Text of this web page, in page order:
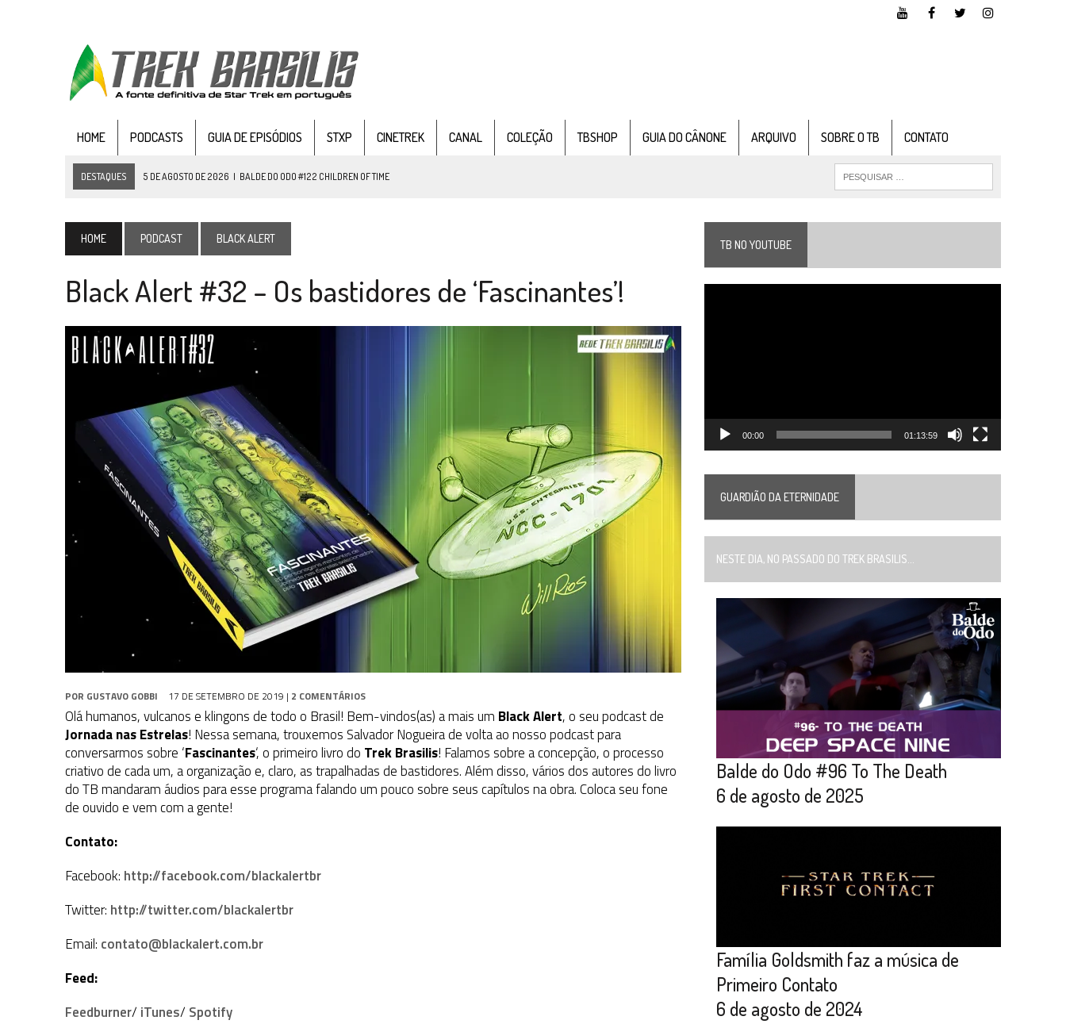
HOME PODCASTS GUIA DE EPISÓDIOS STXP CINETREK CANAL COLEÇÃO TBSHOP GUIA DO CÂNONE ARQUIVO SOBRE O TB CONTATO
DESTAQUES 5 DE AGOSTO DE 2026 | BALDE DO ODO #122 CHILDREN OF TIME
3 DE AGOSTO DE 2026 | PARAMOUNT E CBS DERRUBAM NOVO VÍDEO DO FILME DE FÃS AXANAR HORAS APÓS ESTREIA
2 DE AGOSTO DE 2026 TB AO VIVO | STAR TREK: STRANGE NEW WORLDS – “THE GRIFFIN INCIDENT” (4×02)
31 DE JULHO DE 2026 | GRANDES JORNADAS | QUATRO EPISÓDIOS DE
31 DE JULHO DE 2026 BOX DELUXE DO ANO 5 DA
SNW 4×02: THE GRIFFIN INCIDENT
6 DE AGOSTO DE 2026 | AVALIE E COMENTE SNW 4×03: HUMAN BEST FRIEND
HOME PODCAST BLACK ALERT
Black Alert #32 – Os bastidores de ‘Fascinantes’!
POR GUSTAVO GOBBI 17 DE SETEMBRO DE 2019 | 2 COMENTÁRIOS
Olá humanos, vulcanos e klingons de todo o Brasil! Bem-vindos(as) a mais um Black Alert, o seu podcast de
Jornada nas Estrelas! Nessa semana, trouxemos Salvador Nogueira de volta ao nosso podcast para
conversarmos sobre ‘Fascinantes‘, o primeiro livro do Trek Brasilis! Falamos sobre a concepção, o processo
criativo de cada um, a organização e, claro, as trapalhadas de bastidores. Além disso, vários dos autores do livro
do TB mandaram áudios para esse programa falando um pouco sobre seus capítulos na obra. Coloca seu fone
de ouvido e vem com a gente!
Contato:
Facebook: http://facebook.com/blackalertbr
Twitter: http://twitter.com/blackalertbr
Email: contato@blackalert.com.br
Feed:
Feedburner/ iTunes/ Spotify
TB NO YOUTUBE
00:00 01:13:59
GUARDIÃO DA ETERNIDADE
NESTE DIA, NO PASSADO DO TREK BRASILIS...
Balde do Odo #96 To The Death
6 de agosto de 2025
Família Goldsmith faz a música de
Primeiro Contato
6 de agosto de 2024